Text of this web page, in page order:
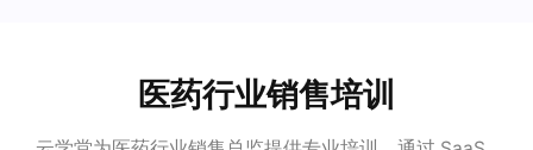
医药行业销售培训